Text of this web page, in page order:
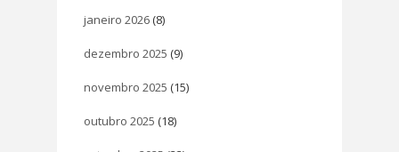
janeiro 2026 (8)
dezembro 2025 (9)
novembro 2025 (15)
outubro 2025 (18)